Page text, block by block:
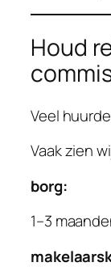
Houd
Veel
Vaak zien
borg:
1–3